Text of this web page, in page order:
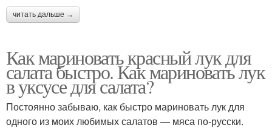
читать дальше →
Как мариновать красный лук для
салата быстро. Как мариновать лук
в уксусе для салата?
Постоянно забываю, как быстро мариновать лук для
одного из моих любимых салатов — мяса по-русски.